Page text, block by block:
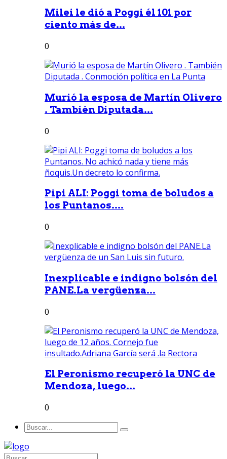
Milei le dió a Poggi él 101 por
ciento más de...
0
Murió la esposa de Martín Olivero
. También Diputada...
0
Pipi ALI: Poggi toma de boludos a
los Puntanos....
0
Inexplicable e indigno bolsón del
PANE.La vergüenza...
0
El Peronismo recuperó la UNC de
Mendoza, luego...
0